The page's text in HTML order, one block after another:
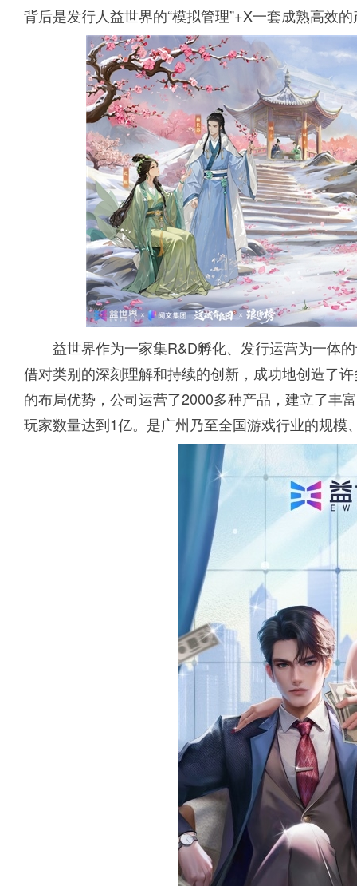
背后是发行人益世界的“模拟管理”+X一套成熟高效
益世界作为一家集R&D孵化、发行运营为一体
借对类别的深刻理解和持续的创新，成功地创造了
的布局优势，公司运营了2000多种产品，建立了丰
玩家数量达到1亿。是广州乃至全国游戏行业的规模